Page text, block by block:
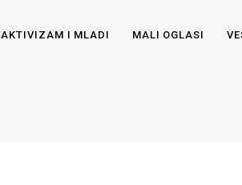
AKTIVIZAM I MLADI MALI OGLASI